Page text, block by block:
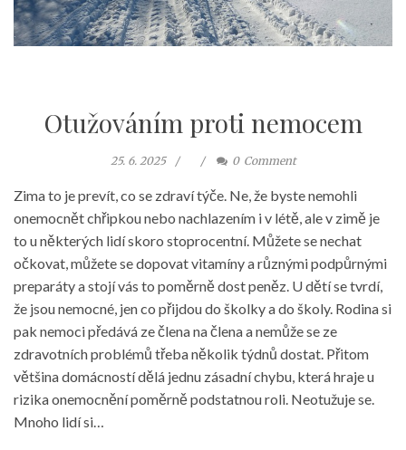
Otužováním proti nemocem
25. 6. 2025 0 Comment
Zima to je prevít, co se zdraví týče. Ne, že byste nemohli
onemocnět chřipkou nebo nachlazením i v létě, ale v zimě je
to u některých lidí skoro stoprocentní. Můžete se nechat
očkovat, můžete se dopovat vitamíny a různými podpůrnými
preparáty a stojí vás to poměrně dost peněz. U dětí se tvrdí,
že jsou nemocné, jen co přijdou do školky a do školy. Rodina si
pak nemoci předává ze člena na člena a nemůže se ze
zdravotních problémů třeba několik týdnů dostat. Přitom
většina domácností dělá jednu zásadní chybu, která hraje u
rizika onemocnění poměrně podstatnou roli. Neotužuje se.
Mnoho lidí si…